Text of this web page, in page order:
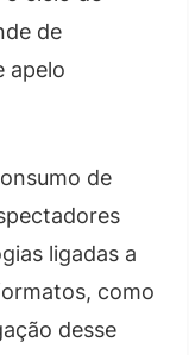
de
apelo
de
ligadas a
como
desse